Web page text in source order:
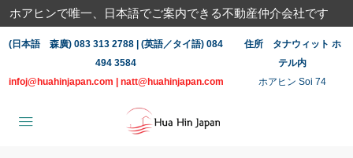
ホアヒンで唯一、日本語でご案内できる不動産仲介会社です
(日本語 森廣) 083 313 2788 | (英語／タイ語) 084
494 3584
infoj@huahinjapan.com
natt@huahinjapan.com
住所 タナウィット ホ
テル内
ホアヒン Soi 74